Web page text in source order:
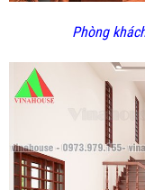
Phòng